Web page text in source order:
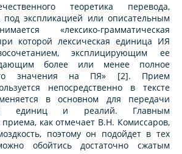
теоретика перевода,
экспликацией или описательным
«лексико-грамматическая
которой лексическая единица ИЯ
эксплицирующим ее
более или менее полное
значения на ПЯ» [2]. Прием
непосредственно в тексте
в основном для передачи
единиц и реалий. Главным
приема, как отмечает В.Н. Комиссаров,
поэтому он подойдет в тех
обойтись достаточно сжатым